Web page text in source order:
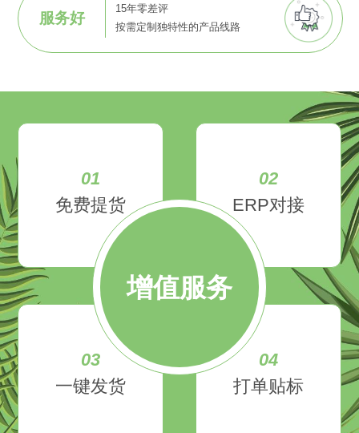
服务好
15年零差评
按需定制独特性的产品线路
增值服务
01
免费提货
02
ERP对接
03
一键发货
04
打单贴标